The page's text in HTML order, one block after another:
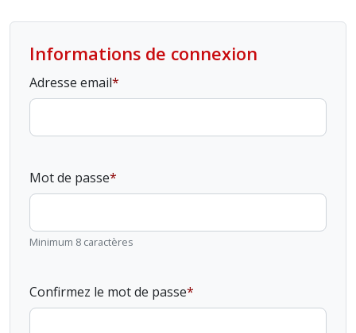
Informations de connexion
Adresse email
Mot de passe
Minimum 8 caractères
Confirmez le mot de passe